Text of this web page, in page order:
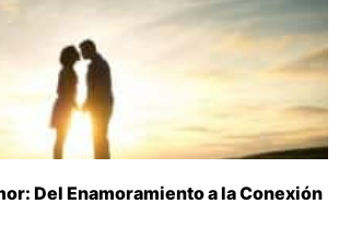
Del Enamoramiento a la Conexión